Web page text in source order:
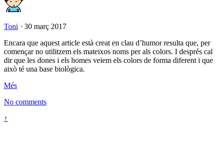
Toni ⋅ 30 març 2017
Encara que aquest article està creat en clau d’humor resulta que, per
començar no utilitzem els mateixos noms per als colors. I després cal
dir que les dones i els homes veiem els colors de forma diferent i que
això té una base biològica.
Més
No comments
↑